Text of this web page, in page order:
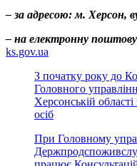
– за адресою: м. Херсон,
– на електронну
ks.gov.ua
З початку року до
Головного
Херсонській
осіб
При Головному